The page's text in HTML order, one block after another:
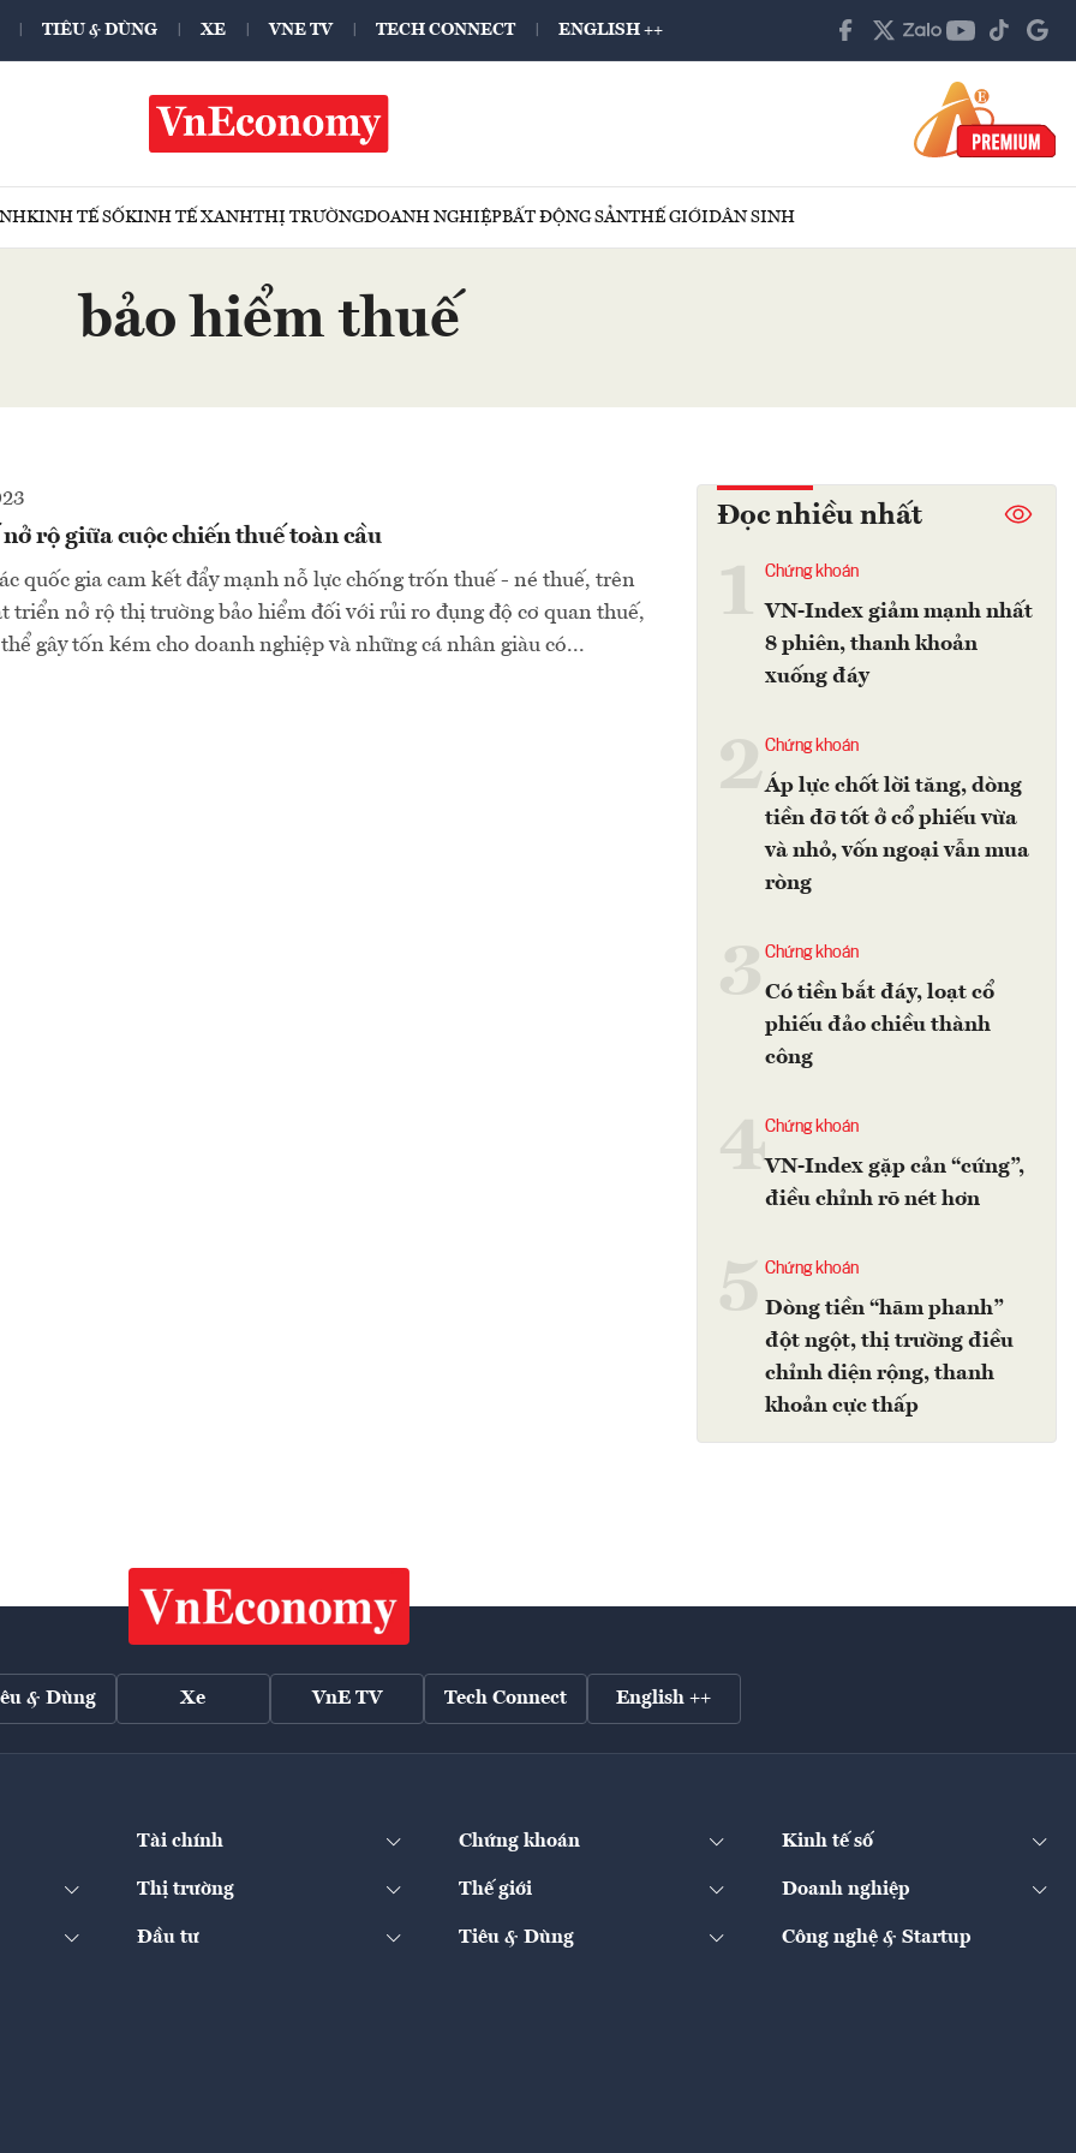
TIÊU & DÙNG XE VNE TV TECH CONNECT ENGLISH ++
KINH TẾ SỐKINH TẾ XANHTHỊ TRƯỜNGDOANH NGHIỆPBẤT ĐỘNG SẢNTHẾ GIỚIDÂN SINH
bảo hiểm thuế
rộ giữa cuộc chiến thuế toàn cầu
quốc gia cam kết đẩy mạnh nỗ lực chống trốn thuế - né thuế, trên
triển nở rộ thị trường bảo hiểm đối với rủi ro đụng độ cơ quan thuế,
gây tốn kém cho doanh nghiệp và những cá nhân giàu có...
Đọc nhiều nhất
Chứng khoán
VN-Index giảm mạnh nhất
8 phiên, thanh khoản
xuống đáy
2Chứng khoán
Áp lực chốt lời tăng, dòng
tiền đỡ tốt ở cổ phiếu vừa
và nhỏ, vốn ngoại vẫn mua
ròng
Chứng khoán
Có tiền bắt đáy, loạt cổ
phiếu đảo chiều thành
công
4Chứng khoán
VN-Index gặp cản “cứng”,
điều chỉnh rõ nét hơn
Chứng khoán
Dòng tiền “hãm phanh”
đột ngột, thị trường điều
chỉnh diện rộng, thanh
khoản cực thấp
& Dùng Xe VnE TV Tech Connect English ++
Tài chính Chứng khoán Kinh tế số
Thị trường Thế giới Doanh nghiệp
Đầu tư Tiêu & Dùng Công nghệ & Startup